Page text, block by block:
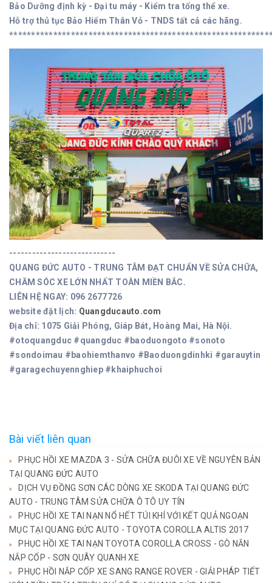
Bảo Dưỡng định kỳ - Đại tu máy - Kiểm tra tổng thể xe.
Hỗ trợ thủ tục Bảo Hiểm Thân Vỏ - TNDS tất cả các hãng.
----------------------------
QUANG ĐỨC AUTO - TRUNG TÂM ĐẠT CHUẨN VỀ SỬA CHỮA,
CHĂM SÓC XE LỚN NHẤT TOÀN MIỀN BẮC.
LIÊN HỆ NGAY: 096 2677726
website đặt lịch: Quangducauto.com
Địa chỉ: 1075 Giải Phóng, Giáp Bát, Hoàng Mai, Hà Nội.
#otoquangduc #quangduc #baoduongoto #sonoto
#sondoimau #baohiemthanvo #Baoduongdinhki #garauytin
#garagechuyennghiep #khaiphuchoi
Bài viết liên quan
PHỤC HỒI XE MAZDA 3 - SỬA CHỮA ĐUÔI XE VỀ NGUYÊN BẢN
TẠI QUANG ĐỨC AUTO
DỊCH VỤ ĐỒNG SƠN CÁC DÒNG XE SKODA TẠI QUANG ĐỨC
AUTO - TRUNG TÂM SỬA CHỮA Ô TÔ UY TÍN
PHỤC HỒI XE TAI NẠN NỔ HẾT TÚI KHÍ VỚI KẾT QUẢ NGOẠN
MỤC TẠI QUANG ĐỨC AUTO - TOYOTA COROLLA ALTIS 2017
PHỤC HỒI XE TAI NẠN TOYOTA COROLLA CROSS - GÒ NẮN
NẮP CỐP - SƠN QUÂY QUANH XE
PHỤC HỒI NẮP CỐP XE SANG RANGE ROVER - GIẢI PHÁP TIẾT